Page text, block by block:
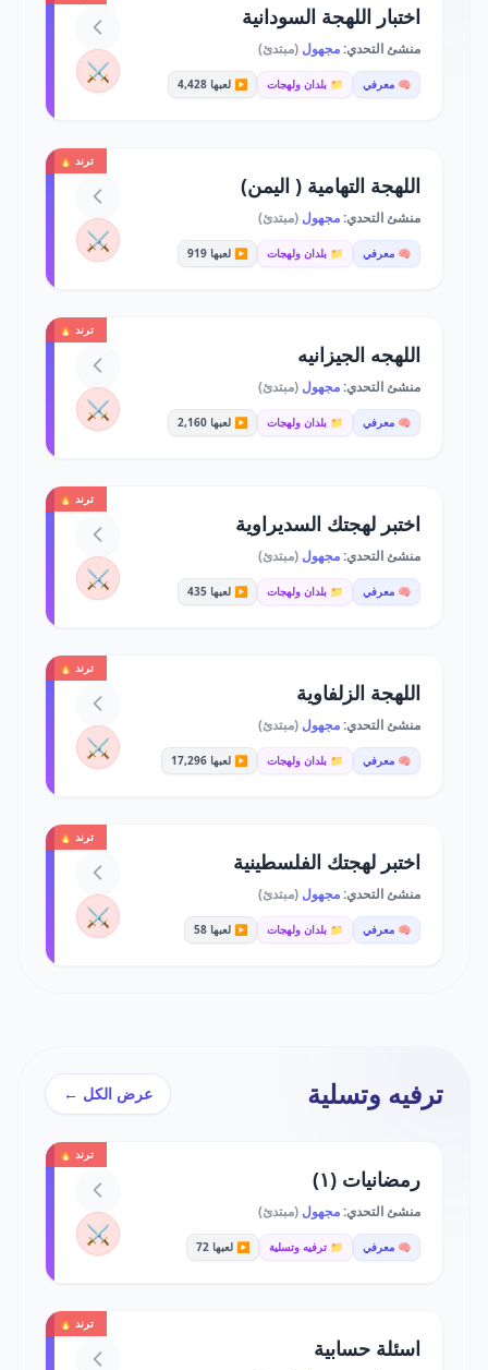
اختبار اللهجة السودانية
منشئ التحدي:مجهول (مبتدئ)
🧠 معرفي 📁 بلدان ولهجات ▶️ لعبها 4,428 ⚔️
ترند 🔥
اللهجة التهامية ( اليمن)
منشئ التحدي:مجهول (مبتدئ)
🧠 معرفي 📁 بلدان ولهجات ▶️ لعبها 919 ⚔️
ترند 🔥
اللهجه الجيزانيه
منشئ التحدي:مجهول (مبتدئ)
🧠 معرفي 📁 بلدان ولهجات ▶️ لعبها 2,160 ⚔️
ترند 🔥
اختبر لهجتك السديراوية
منشئ التحدي:مجهول (مبتدئ)
🧠 معرفي 📁 بلدان ولهجات ▶️ لعبها 435 ⚔️
ترند 🔥
اللهجة الزلفاوية
منشئ التحدي:مجهول (مبتدئ)
🧠 معرفي 📁 بلدان ولهجات ▶️ لعبها 17,296 ⚔️
ترند 🔥
اختبر لهجتك الفلسطينية
منشئ التحدي:مجهول (مبتدئ)
🧠 معرفي 📁 بلدان ولهجات ▶️ لعبها 58 ⚔️
ترفيه وتسلية عرض الكل ←
ترند 🔥
رمضانيات (١)
منشئ التحدي:مجهول (مبتدئ)
🧠 معرفي 📁 ترفيه وتسلية ▶️ لعبها 72 ⚔️
ترند 🔥
اسئلة حسابية